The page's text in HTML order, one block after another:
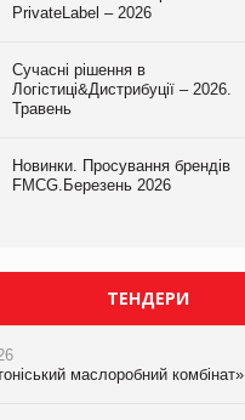
PrivateLabel – 2026
Сучасні рішення в
Логістиці&Дистрибуції – 2026.
Травень
Новинки. Просування брендів
FMCG.Березень 2026
ТЕНДЕРИ
маслоробний комбінат»